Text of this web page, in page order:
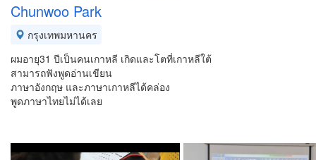
Chunwoo Park
กรุงเทพมหานคร
ผมอายุ31 ปีเป็นคนเกาหลี เกิดและโตที่เกาหลีใต้
สามารถฟังพูดอ่านเขียน
ภาษาอังกฤษ และภาษาเกาหลีได้คล่อง
พูดภาษาไทยไม่ได้เลย